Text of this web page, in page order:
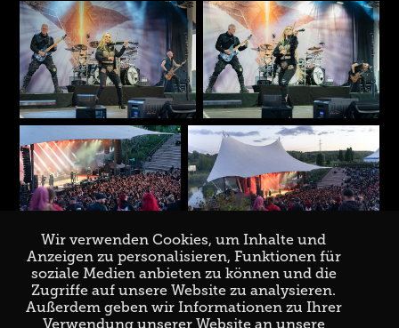
↑ Back to Top
Wir verwenden Cookies, um Inhalte und
Anzeigen zu personalisieren, Funktionen für
soziale Medien anbieten zu können und die
Zugriffe auf unsere Website zu analysieren.
Außerdem geben wir Informationen zu Ihrer
Verwendung unserer Website an unsere